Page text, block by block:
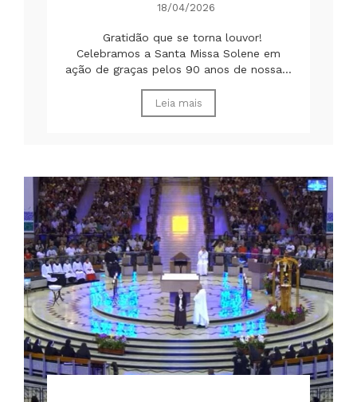
18/04/2026
Gratidão que se torna louvor!
Celebramos a Santa Missa Solene em
ação de graças pelos 90 anos de nossa...
Leia mais